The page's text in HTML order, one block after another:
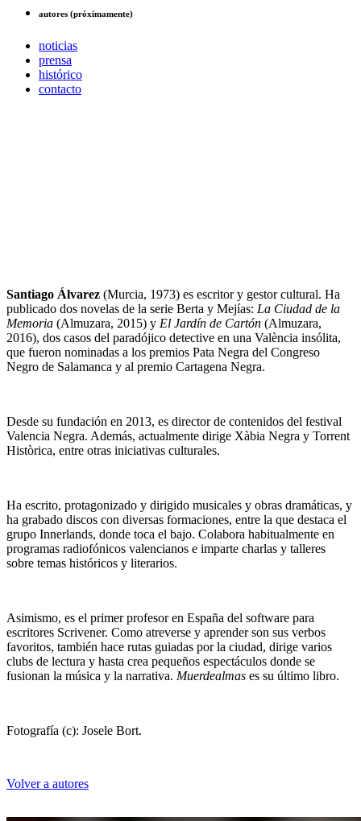
autores (próximamente)
noticias
prensa
histórico
contacto
Santiago Álvarez
Santiago Álvarez (Murcia, 1973) es escritor y gestor cultural. Ha
publicado dos novelas de la serie Berta y Mejías: La Ciudad de la
Memoria (Almuzara, 2015) y El Jardín de Cartón (Almuzara,
2016), dos casos del paradójico detective en una València insólita,
que fueron nominadas a los premios Pata Negra del Congreso
Negro de Salamanca y al premio Cartagena Negra.
Desde su fundación en 2013, es director de contenidos del festival
Valencia Negra. Además, actualmente dirige Xàbia Negra y Torrent
Històrica, entre otras iniciativas culturales.
Ha escrito, protagonizado y dirigido musicales y obras dramáticas, y
ha grabado discos con diversas formaciones, entre la que destaca el
grupo Innerlands, donde toca el bajo. Colabora habitualmente en
programas radiofónicos valencianos e imparte charlas y talleres
sobre temas históricos y literarios.
Asimismo, es el primer profesor en España del software para
escritores Scrivener. Como atreverse y aprender son sus verbos
favoritos, también hace rutas guiadas por la ciudad, dirige varios
clubs de lectura y hasta crea pequeños espectáculos donde se
fusionan la música y la narrativa. Muerdealmas es su último libro.
Fotografía (c): Josele Bort.
Volver a autores